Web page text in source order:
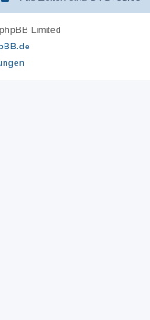
Limited